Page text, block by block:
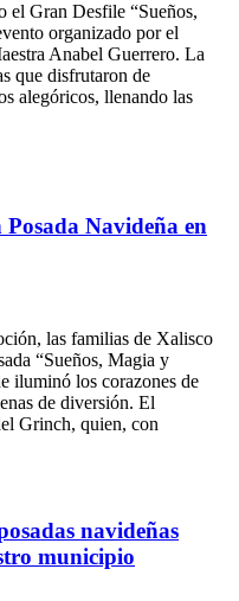
el Gran Desfile “Sueños,
organizado por el
Anabel Guerrero. La
que disfrutaron de
alegóricos, llenando las
Navideña en
las familias de Xalisco
“Sueños, Magia y
iluminó los corazones de
de diversión. El
Grinch, quien, con
navideñas
municipio